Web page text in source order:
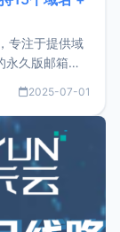
专注于提供域
久版邮箱服
。注册
要购买
2025-07-01